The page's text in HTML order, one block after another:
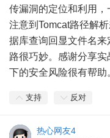
传漏洞的定位和利用
注意到Tomcat路径解
据库查询回显文件名
路很巧妙。感谢分享
下的安全风险很有帮助
支持 反对
热心网友4